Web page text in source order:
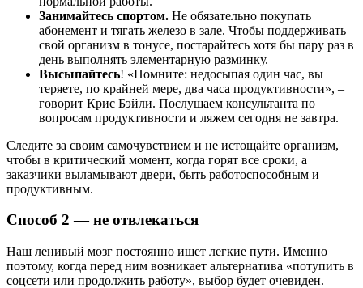
Занимайтесь спортом. Не обязательно покупать
абонемент и тягать железо в зале. Чтобы поддерживать
свой организм в тонусе, постарайтесь хотя бы пару раз в
день выполнять элементарную разминку.
Высыпайтесь! «Помните: недосыпая один час, вы
теряете, по крайней мере, два часа продуктивности», –
говорит Крис Бэйли. Послушаем консультанта по
вопросам продуктивности и ляжем сегодня не завтра.
Следите за своим самочувствием и не истощайте организм,
чтобы в критический момент, когда горят все сроки, а
заказчики выламывают двери, быть работоспособным и
продуктивным.
Способ 2 — не отвлекаться
Наш ленивый мозг постоянно ищет легкие пути. Именно
поэтому, когда перед ним возникает альтернатива «потупить в
соцсети или продолжить работу», выбор будет очевиден.